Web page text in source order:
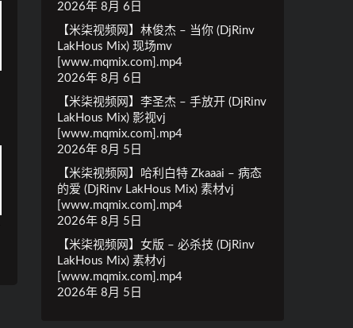
2026年 8月 6日
【米柒视频网】林俊杰 – 当你 (DjRinv
LakHous Mix) 现场mv
[www.mqmix.com].mp4
2026年 8月 6日
【米柒视频网】李圣杰 – 手放开 (DjRinv
LakHous Mix) 影视vj
[www.mqmix.com].mp4
2026年 8月 5日
【米柒视频网】哈利白特 Zkaaai – 病态
的爱 (DjRinv LakHous Mix) 素材vj
[www.mqmix.com].mp4
2026年 8月 5日
【米柒视频网】女版 – 必杀技 (DjRinv
LakHous Mix) 素材vj
[www.mqmix.com].mp4
2026年 8月 5日